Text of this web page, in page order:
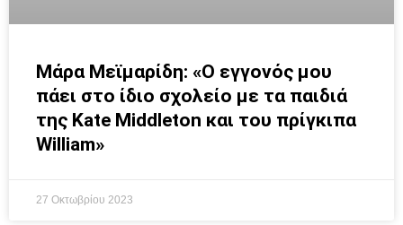
Μάρα Μεϊμαρίδη: «Ο εγγονός μου
πάει στο ίδιο σχολείο με τα παιδιά
της Kate Middleton και του πρίγκιπα
William»
27 Οκτωβρίου 2023